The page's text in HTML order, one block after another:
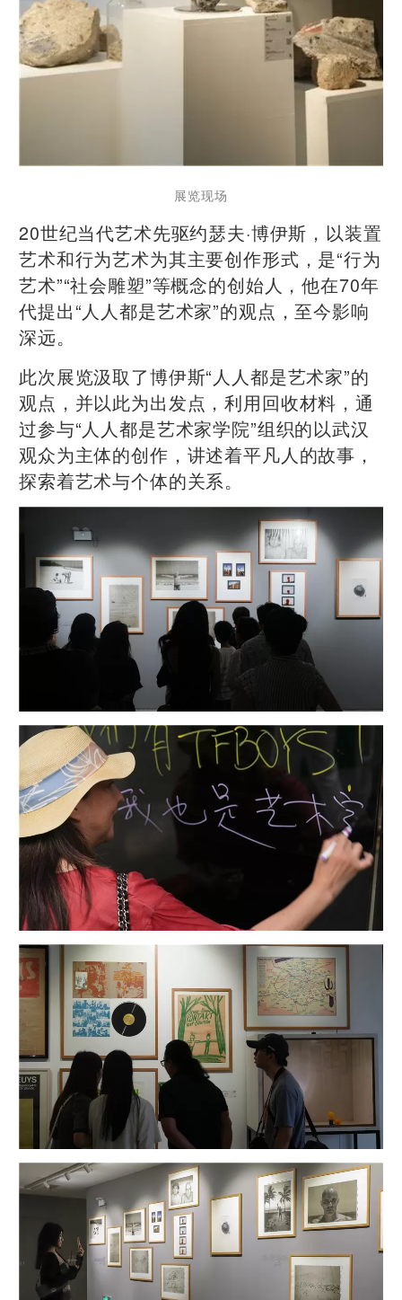
展览现场
20世纪当代艺术先驱约瑟夫·博伊斯，以装置
艺术和行为艺术为其主要创作形式，是“行为
艺术”“社会雕塑”等概念的创始人，他在70年
代提出“人人都是艺术家”的观点，至今影响
深远。
此次展览汲取了博伊斯“人人都是艺术家”的
观点，并以此为出发点，利用回收材料，通
过参与“人人都是艺术家学院”组织的以武汉
观众为主体的创作，讲述着平凡人的故事，
探索着艺术与个体的关系。